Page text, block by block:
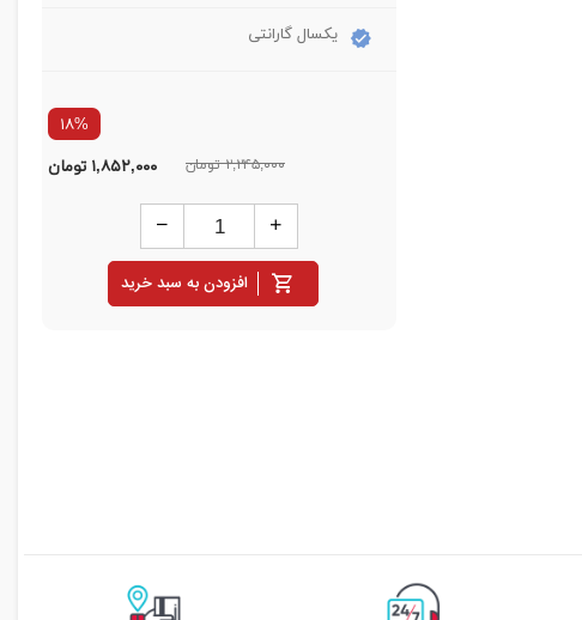
یکسال گارانتی
۱۸%
۲,۲۴۵,۰۰۰ تومان ۱,۸۵۲,۰۰۰تومان
افزودن به سبد خرید